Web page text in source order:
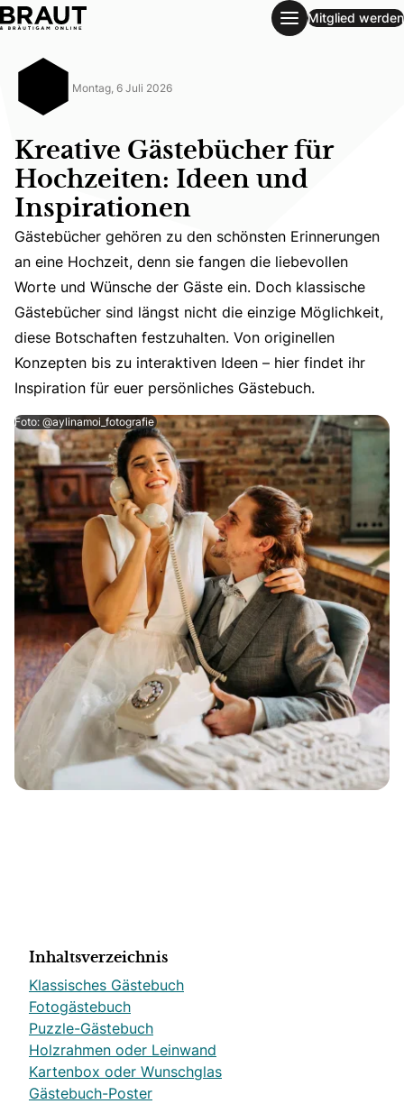
Kreative Gästebücher für Hochzeiten: Ideen und
Mitglied werden
Montag, 6 Juli 2026
Kreative Gästebücher für
Hochzeiten: Ideen und
Inspirationen
Gästebücher gehören zu den schönsten Erinnerungen
Gästebücher gehören zu den schönsten Erinnerungen
an eine Hochzeit, denn sie fangen die liebevollen
Worte und Wünsche der Gäste ein. Doch klassische
Gästebücher sind längst nicht die einzige Möglichkeit,
diese Botschaften festzuhalten. Von originellen
Konzepten bis zu interaktiven Ideen – hier findet ihr
Inspiration für euer persönliches Gästebuch.
Foto: @aylinamoi_fotografie
Inhaltsverzeichnis
Klassisches Gästebuch
Fotogästebuch
Puzzle-Gästebuch
Holzrahmen oder Leinwand
Kartenbox oder Wunschglas
Gästebuch-Poster